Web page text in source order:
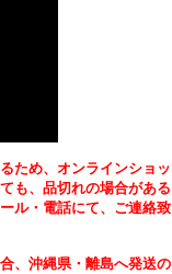
ため、オンラインショッ
も、品切れの場合がある
ル・電話にて、ご連絡致
、沖縄県・離島へ発送の